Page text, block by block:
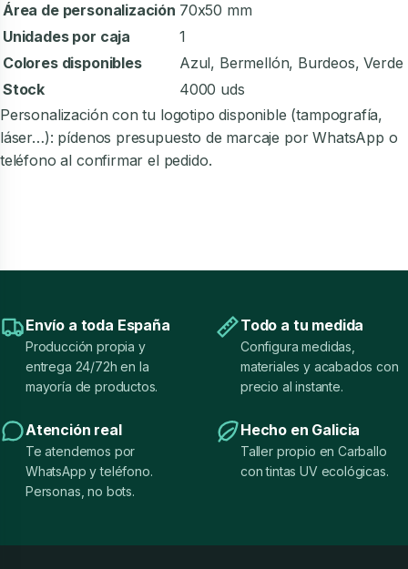
Área de personalización 70x50 mm
Unidades por caja
1
Colores disponibles
Azul, Bermellón, Burdeos, Verde
Stock
4000 uds
Personalización con tu logotipo disponible (tampografía,
láser…): pídenos presupuesto de marcaje por WhatsApp o
teléfono al confirmar el pedido.
Envío a toda España
Producción propia y
entrega 24/72h en la
mayoría de productos.
Todo a tu medida
Configura medidas,
materiales y acabados con
precio al instante.
Atención real
Te atendemos por
WhatsApp y teléfono.
Personas, no bots.
Hecho en Galicia
Taller propio en Carballo
con tintas UV ecológicas.